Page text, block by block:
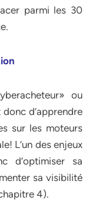
parmi les 30
ou
d’apprendre
sur les moteurs
L’un des enjeux
d’optimiser sa
sa visibilité
4).